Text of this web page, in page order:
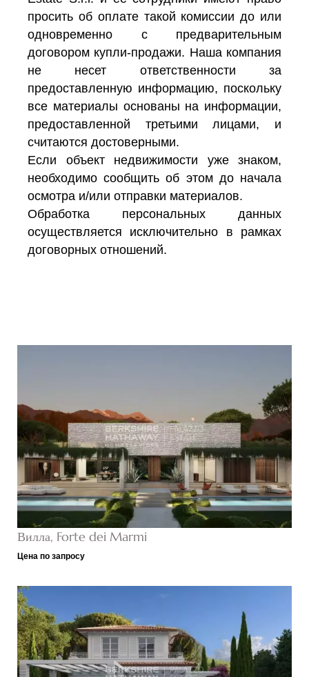
просить об оплате такой комиссии до или
одновременно с предварительным
договором купли-продажи. Наша компания
не несет ответственности за
предоставленную информацию, поскольку
все материалы основаны на информации,
предоставленной третьими лицами, и
считаются достоверными.
Если объект недвижимости уже знаком,
необходимо сообщить об этом до начала
осмотра и/или отправки материалов.
Обработка персональных данных
осуществляется исключительно в рамках
договорных отношений.
Вилла, Forte dei Marmi
Цена по запросу